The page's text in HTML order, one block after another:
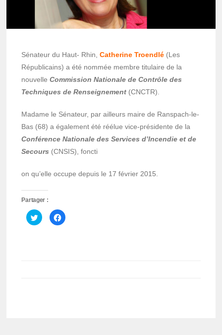
Sénateur du Haut- Rhin,Catherine Troendlé (Les
Républicains) a été nommée membre titulaire de la
nouvelleCommission Nationale de Contrôledes
Techniques de Renseignement (CNCTR).
Madame le Sénateur, par ailleurs maire de Ranspach-le-
Bas (68) a également été réélue vice-présidente de la
Conférence Nationale des Services d’Incendie et de
Secours (CNSIS), foncti
on qu’elle occupe depuis le 17 février 2015.
Partager :
Cliquez
pour
partager
Cliquez
pour